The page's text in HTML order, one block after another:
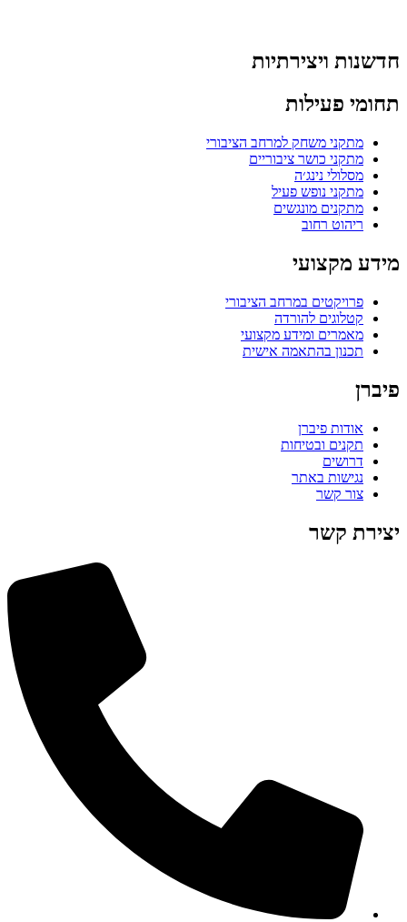
חדשנות ויצירתיות
תחומי פעילות
מתקני משחק למרחב הציבורי
מתקני כושר ציבוריים
מסלולי נינג׳ה
מתקני נופש פעיל
מתקנים מונגשים
ריהוט רחוב
מידע מקצועי
פרויקטים במרחב הציבורי
קטלוגים להורדה
מאמרים ומידע מקצועי
תכנון בהתאמה אישית
פיברן
אודות פיברן
תקנים ובטיחות
דרושים
נגישות באתר
צור קשר
יצירת קשר